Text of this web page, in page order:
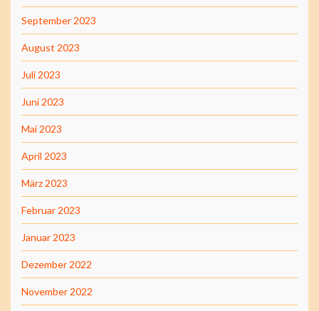
September 2023
August 2023
Juli 2023
Juni 2023
Mai 2023
April 2023
März 2023
Februar 2023
Januar 2023
Dezember 2022
November 2022